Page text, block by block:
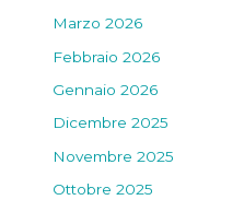
Marzo 2026
Febbraio 2026
Gennaio 2026
Dicembre 2025
Novembre 2025
Ottobre 2025